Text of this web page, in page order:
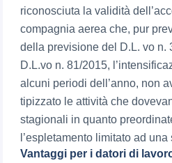
riconosciuta la validità
compagnia aerea che, pur
della previsione del D.L. vo n.
D.L.vo n. 81/2015,
alcuni periodi dell’anno, non
tipizzato le attività che
stagionali in quanto
l’espletamento limitato ad una
Vantaggi per i datori di